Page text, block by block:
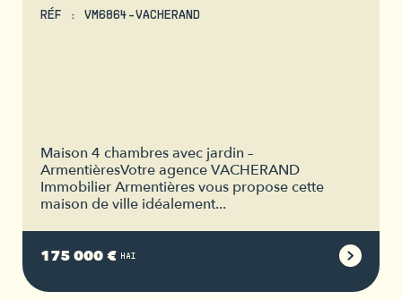
RÉF : VM6864-VACHERAND
Maison 4 chambres avec jardin –
ArmentièresVotre agence VACHERAND
Immobilier Armentières vous propose cette
maison de ville idéalement...
175 000 € HAI